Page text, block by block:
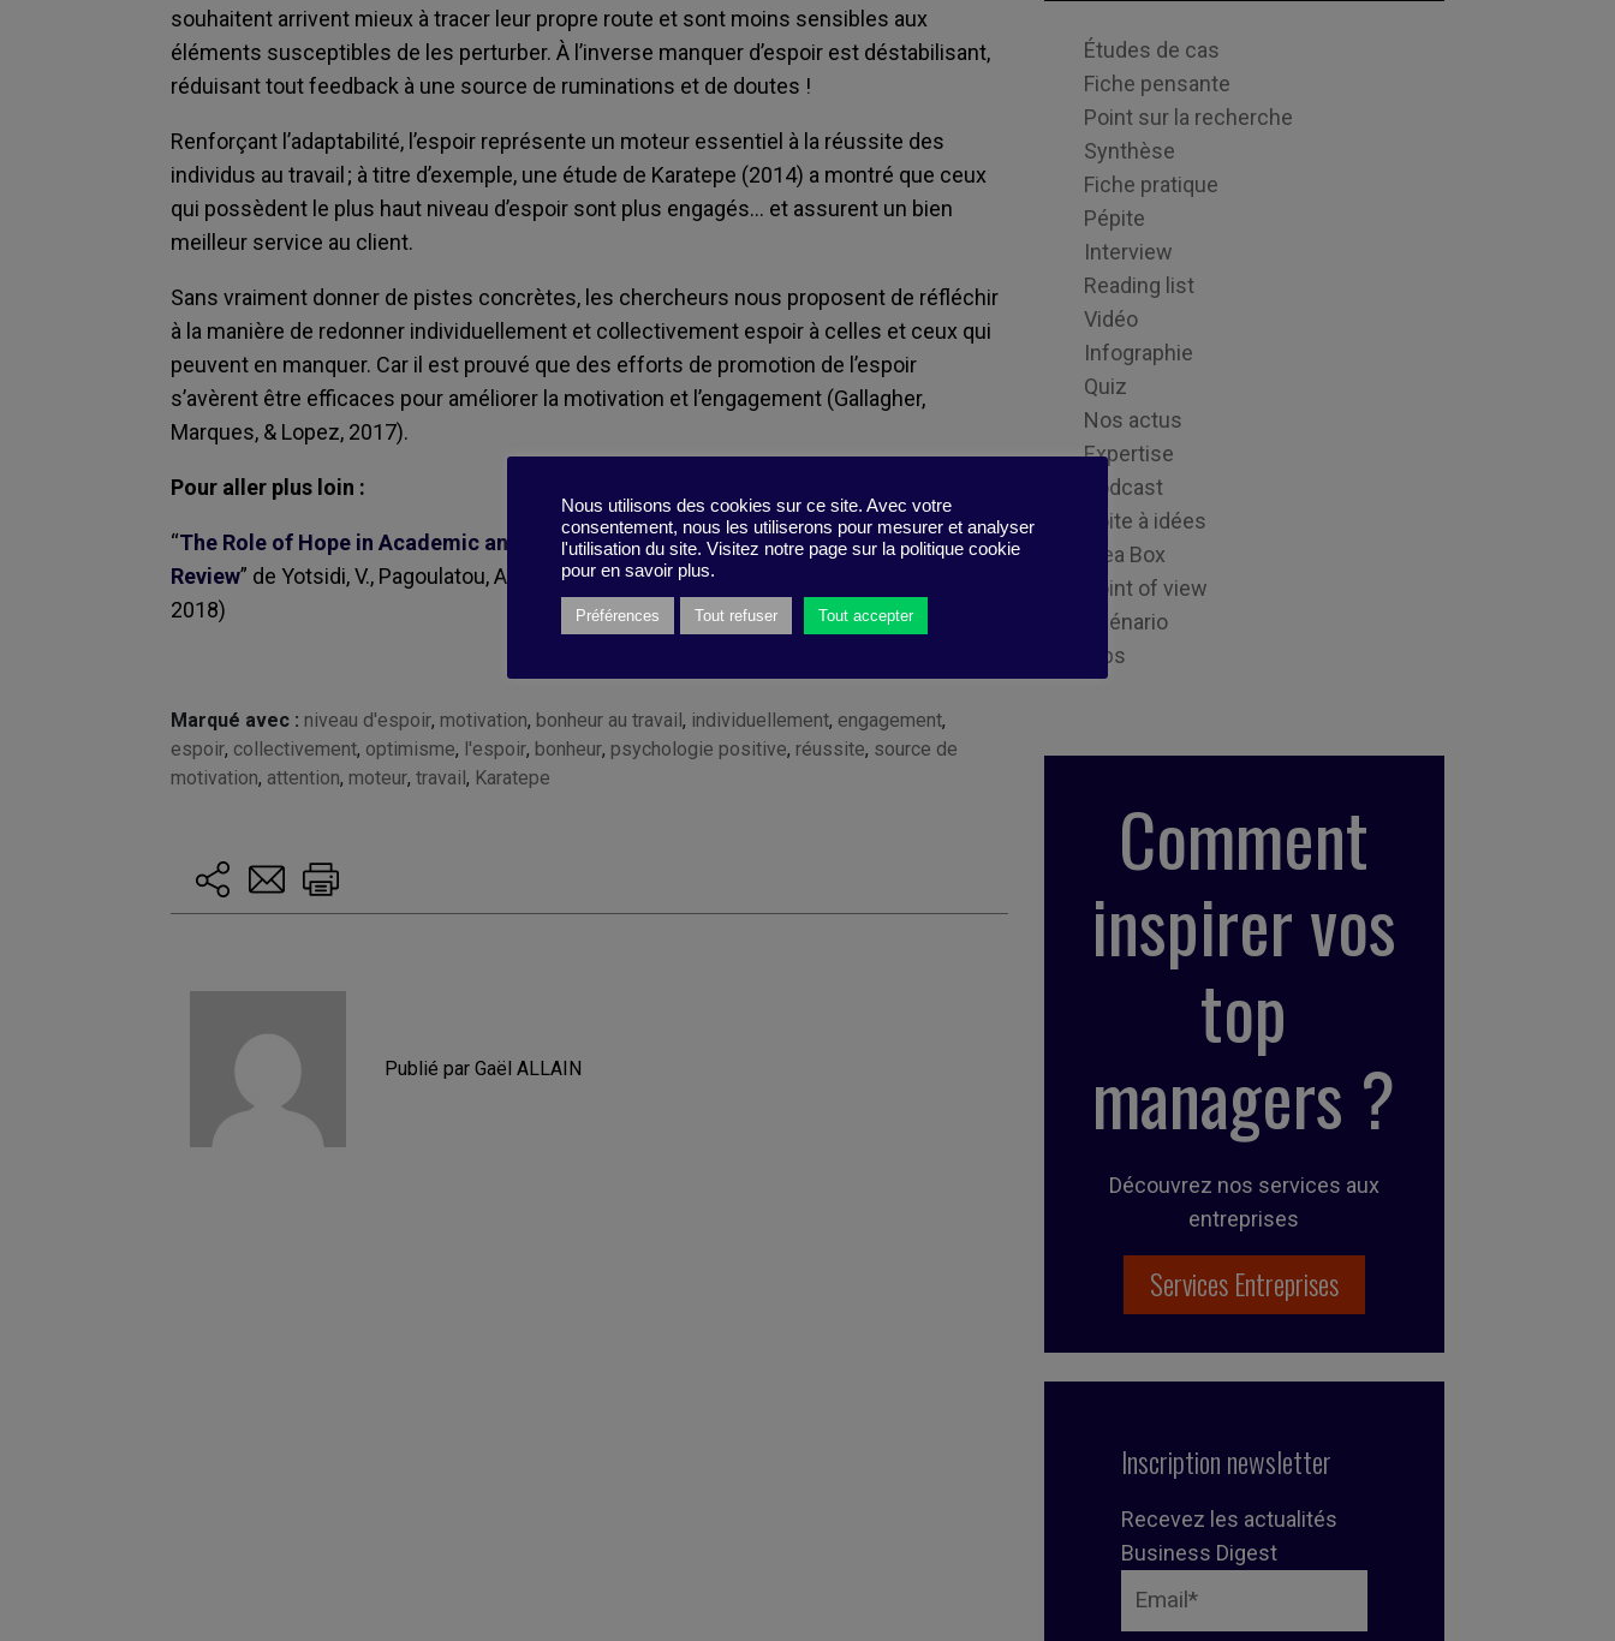
souhaitent arrivent mieux à tracer leur propre route et sont moins sensibles aux
éléments susceptibles de les perturber. À l’inverse manquer d’espoir est déstabilisant,
réduisant tout feedback à une source de ruminations et de doutes !
Renforçant l’adaptabilité, l’espoir représente un moteur essentiel à la réussite des
individus au travail ; à titre d’exemple, une étude de Karatepe (2014) a montré que ceux
qui possèdent le plus haut niveau d’espoir sont plus engagés… et assurent un bien
meilleur service au client.
Sans vraiment donner de pistes concrètes, les chercheurs nous proposent de réfléchir
à la manière de redonner individuellement et collectivement espoir à celles et ceux qui
peuvent en manquer. Car il est prouvé que des efforts de promotion de l’espoir
s’avèrent être efficaces pour améliorer la motivation et l’engagement (Gallagher,
Marques, & Lopez, 2017).
Pour aller plus loin :
“The Role of Hope in Academic and Work Environments: An Integrative Literature
Review” de Yotsidi, V., Pagoulatou, A., Kyriazos, T., & Stalikas, A. (Psychology, 9, 385-402,
2018)
Marqué avec : niveau d'espoir, motivation, bonheur au travail , individuellement, engagement,
espoir, collectivement, optimisme, l'espoir, bonheur, psychologie positive, réussite, source de
motivation, attention, moteur, travail , Karatepe
Publié par Gaël ALLAIN
Études de cas
Fiche pensante
Point sur la recherche
Synthèse
Fiche pratique
Pépite
Interview
Reading list
Vidéo
Infographie
Quiz
Nos actus
Expertise
Podcast
Boite à idées
Idea Box
Point of view
Scénario
Tips
Comment
inspirer vos
top
managers ?
Découvrez nos services aux
entreprises
Services Entreprises
Inscription newsletter
Recevez les actualités
Business Digest
Nous utilisons des cookies sur ce site. Avec votre
consentement, nous les utiliserons pour mesurer et analyser
l'utilisation du site. Visitez notre page sur la politique cookie
pour en savoir plus.
Préférences Tout refuser Tout accepter